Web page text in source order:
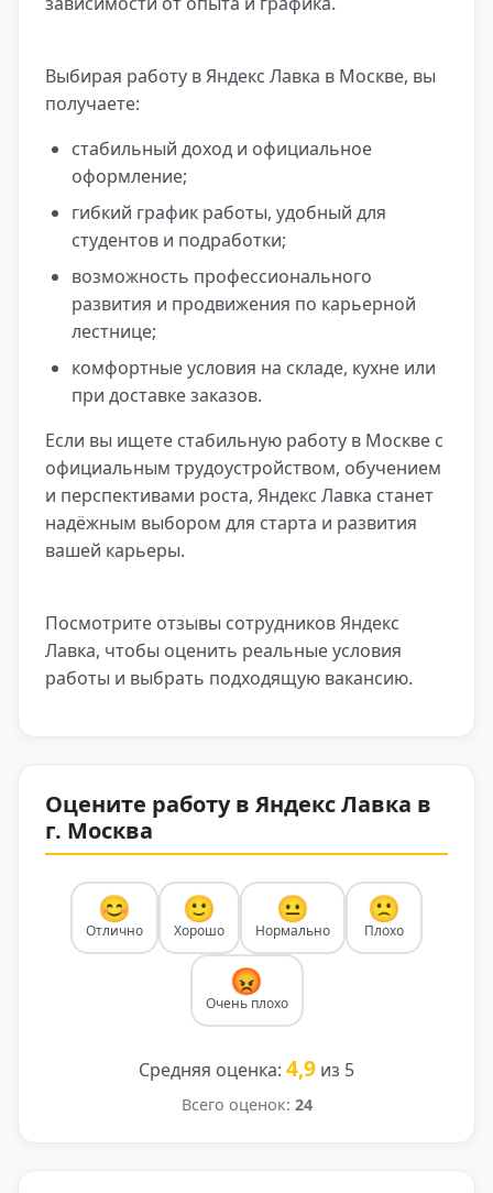
Выбирая работу в Яндекс Лавка в Москве, вы
получаете:
стабильный доход и официальное
оформление;
гибкий график работы, удобный для
студентов и подработки;
возможность профессионального
развития и продвижения по карьерной
лестнице;
комфортные условия на складе, кухне или
при доставке заказов.
Если вы ищете стабильную работу в Москве с
официальным трудоустройством, обучением
и перспективами роста, Яндекс Лавка станет
надёжным выбором для старта и развития
вашей карьеры.
Посмотрите отзывы сотрудников Яндекс
Лавка, чтобы оценить реальные условия
работы и выбрать подходящую вакансию.
Оцените работу в Яндекс Лавка в
г. Москва
😊
Отлично
🙂
Хорошо
😐
Нормально
🙁
Плохо
😡
Очень плохо
Средняя оценка: 4,9 из 5
Всего оценок: 24